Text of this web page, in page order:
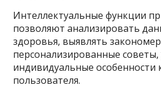
Интеллектуальные функции
позволяют анализировать
здоровья, выявлять
персонализированные советы,
индивидуальные особенности
пользователя.